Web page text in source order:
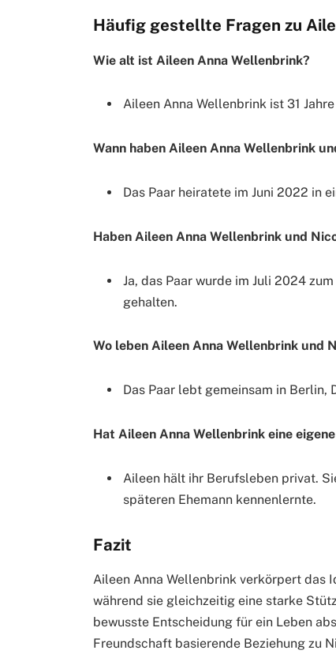
Häufig gestellte Fragen zu
Wie alt ist Aileen Anna Wellenbrink?
Aileen Anna Wellenbrink ist 31
Wann haben Aileen Anna Wellenbrink
Das Paar heiratete im Juni 2022 in
Haben Aileen Anna Wellenbrink und
Ja, das Paar wurde im Juli 2024
gehalten.
Wo leben Aileen Anna Wellenbrink und
Das Paar lebt gemeinsam in Berlin,
Hat Aileen Anna Wellenbrink eine
Aileen hält ihr Berufsleben privat.
späteren Ehemann kennenlernte.
Fazit
Aileen Anna Wellenbrink verkörpert das
während sie gleichzeitig eine starke
bewusste Entscheidung für ein Leben
Freundschaft basierende Beziehung zu